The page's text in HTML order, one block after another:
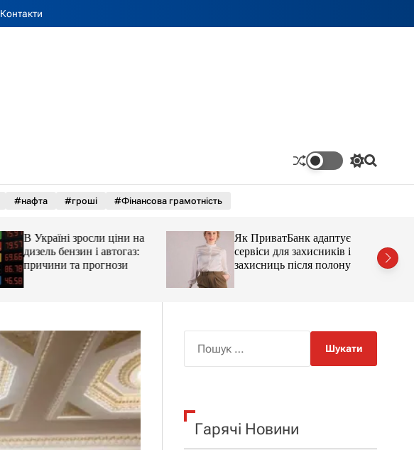
Контакти
П
к
а
ч
р
о
П
#нафта #гроші #Фінансова грамотність
В Україні зросли ціни на
дизель бензин і автогаз:
причини та прогнози
Як ПриватБанк адаптує
сервіси для захисників і
захисниць після полону
к
Гарячі Новини